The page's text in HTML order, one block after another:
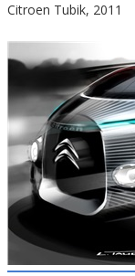
Citroen Tubik, 2011